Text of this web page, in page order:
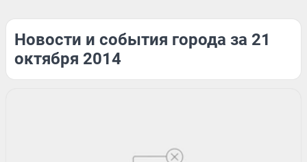
Новости и события города за 21
октября 2014